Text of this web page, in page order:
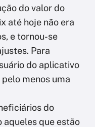
do valor do
até hoje não era
e tornou-se
Para
do aplicativo
menos uma
do
aqueles que estão